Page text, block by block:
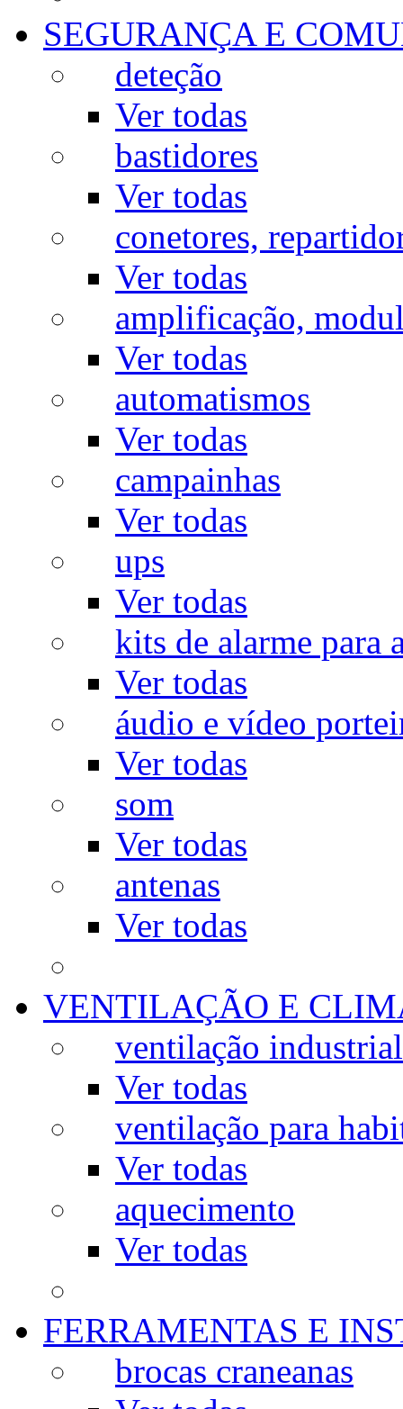
SEGURANÇA E
deteção
Ver todas
bastidores
Ver todas
conetores,
Ver todas
amplificação,
Ver todas
automatismos
Ver todas
campainhas
Ver todas
ups
Ver todas
kits de alarme para
Ver todas
áudio e vídeo
Ver todas
som
Ver todas
antenas
Ver todas
VENTILAÇÃO E
ventilação industrial
Ver todas
ventilação para
Ver todas
aquecimento
Ver todas
FERRAMENTAS E
brocas craneanas